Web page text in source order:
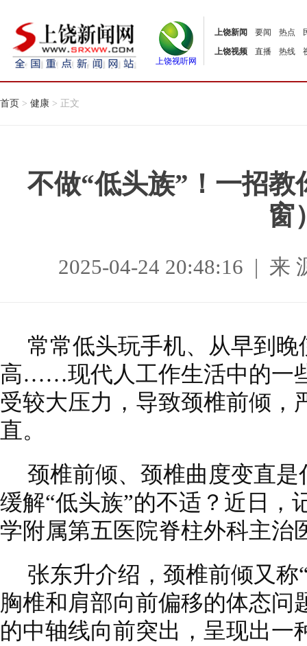
上饶视听网
上饶新闻 要闻 热点
上饶视频
直播 热线
首页 > 健康 > 正文
不做“低头族”！一招
窗
2025-04-24 20:48:16 | 来
常常低头玩手机、从早到
高……现代人工作生活中的一
受较大压力，导致颈椎前倾，
直。
颈椎前倾、颈椎曲度变直
缓解“低头族”的不适？近日，
学附属第五医院脊柱外科主治
张东升介绍，颈椎前倾又
胸椎和肩部向前偏移的体态问
的中轴线向前突出，呈现出一